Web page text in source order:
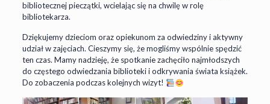
bibliotecznej pieczątki, wcielając się na chwilę w rolę
bibliotekarza.
Dziękujemy dzieciom oraz opiekunom za odwiedziny i aktywny
udział w zajęciach. Cieszymy się, że mogliśmy wspólnie spędzić
ten czas. Mamy nadzieję, że spotkanie zachęciło najmłodszych
do częstego odwiedzania biblioteki i odkrywania świata książek.
Do zobaczenia podczas kolejnych wizyt!